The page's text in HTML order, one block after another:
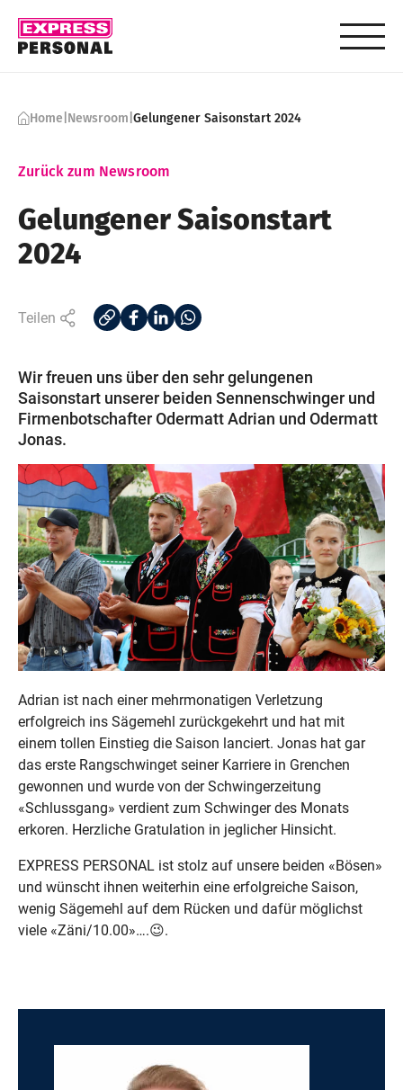
Home|Newsroom|Gelungener Saisonstart 2024
Zurück zum Newsroom
Gelungener Saisonstart
2024
Teilen
Wir freuen uns über den sehr gelungenen
Saisonstart unserer beiden Sennenschwinger und
Firmenbotschafter Odermatt Adrian und Odermatt
Jonas.
Adrian ist nach einer mehrmonatigen Verletzung
erfolgreich ins Sägemehl zurückgekehrt und hat mit
einem tollen Einstieg die Saison lanciert. Jonas hat gar
das erste Rangschwinget seiner Karriere in Grenchen
gewonnen und wurde von der Schwingerzeitung
«Schlussgang» verdient zum Schwinger des Monats
erkoren. Herzliche Gratulation in jeglicher Hinsicht.
EXPRESS PERSONAL ist stolz auf unsere beiden «Bösen»
und wünscht ihnen weiterhin eine erfolgreiche Saison,
wenig Sägemehl auf dem Rücken und dafür möglichst
viele «Zäni/10.00»….😉.